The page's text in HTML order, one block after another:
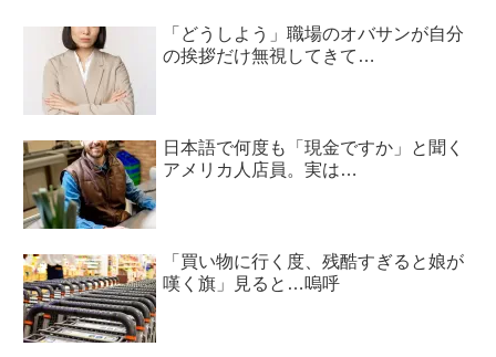
「どうしよう」職場のオバサンが自分
の挨拶だけ無視してきて…
日本語で何度も「現金ですか」と聞く
アメリカ人店員。実は…
「買い物に行く度、残酷すぎると娘が
嘆く旗」見ると…嗚呼